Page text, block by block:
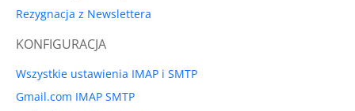
Rezygnacja z Newslettera
KONFIGURACJA
Wszystkie ustawienia IMAP i SMTP
Gmail.com IMAP SMTP